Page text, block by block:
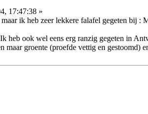
17:47:38 »
ik heb zeer lekkere falafel gegeten bij
heb ook wel eens erg ranzig gegeten in
maar groente (proefde vettig en